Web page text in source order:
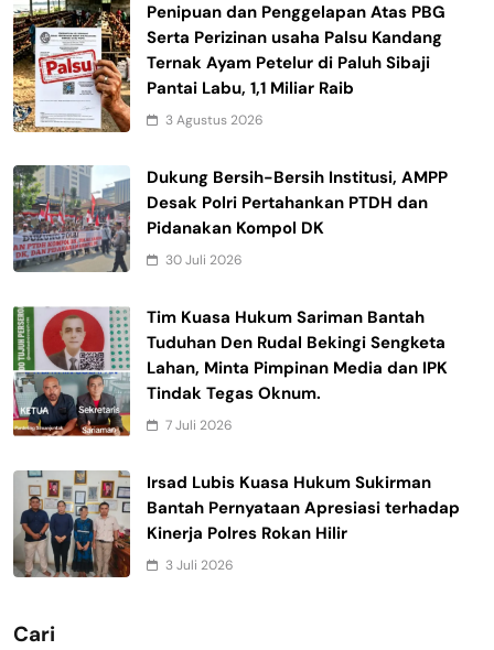
Penipuan dan Penggelapan Atas PBG
Serta Perizinan usaha Palsu Kandang
Ternak Ayam Petelur di Paluh Sibaji
Pantai Labu, 1,1 Miliar Raib
3 Agustus 2026
Dukung Bersih-Bersih Institusi, AMPP
Desak Polri Pertahankan PTDH dan
Pidanakan Kompol DK
30 Juli 2026
Tim Kuasa Hukum Sariman Bantah
Tuduhan Den Rudal Bekingi Sengketa
Lahan, Minta Pimpinan Media dan IPK
Tindak Tegas Oknum.
7 Juli 2026
Irsad Lubis Kuasa Hukum Sukirman
Bantah Pernyataan Apresiasi terhadap
Kinerja Polres Rokan Hilir
3 Juli 2026
Cari